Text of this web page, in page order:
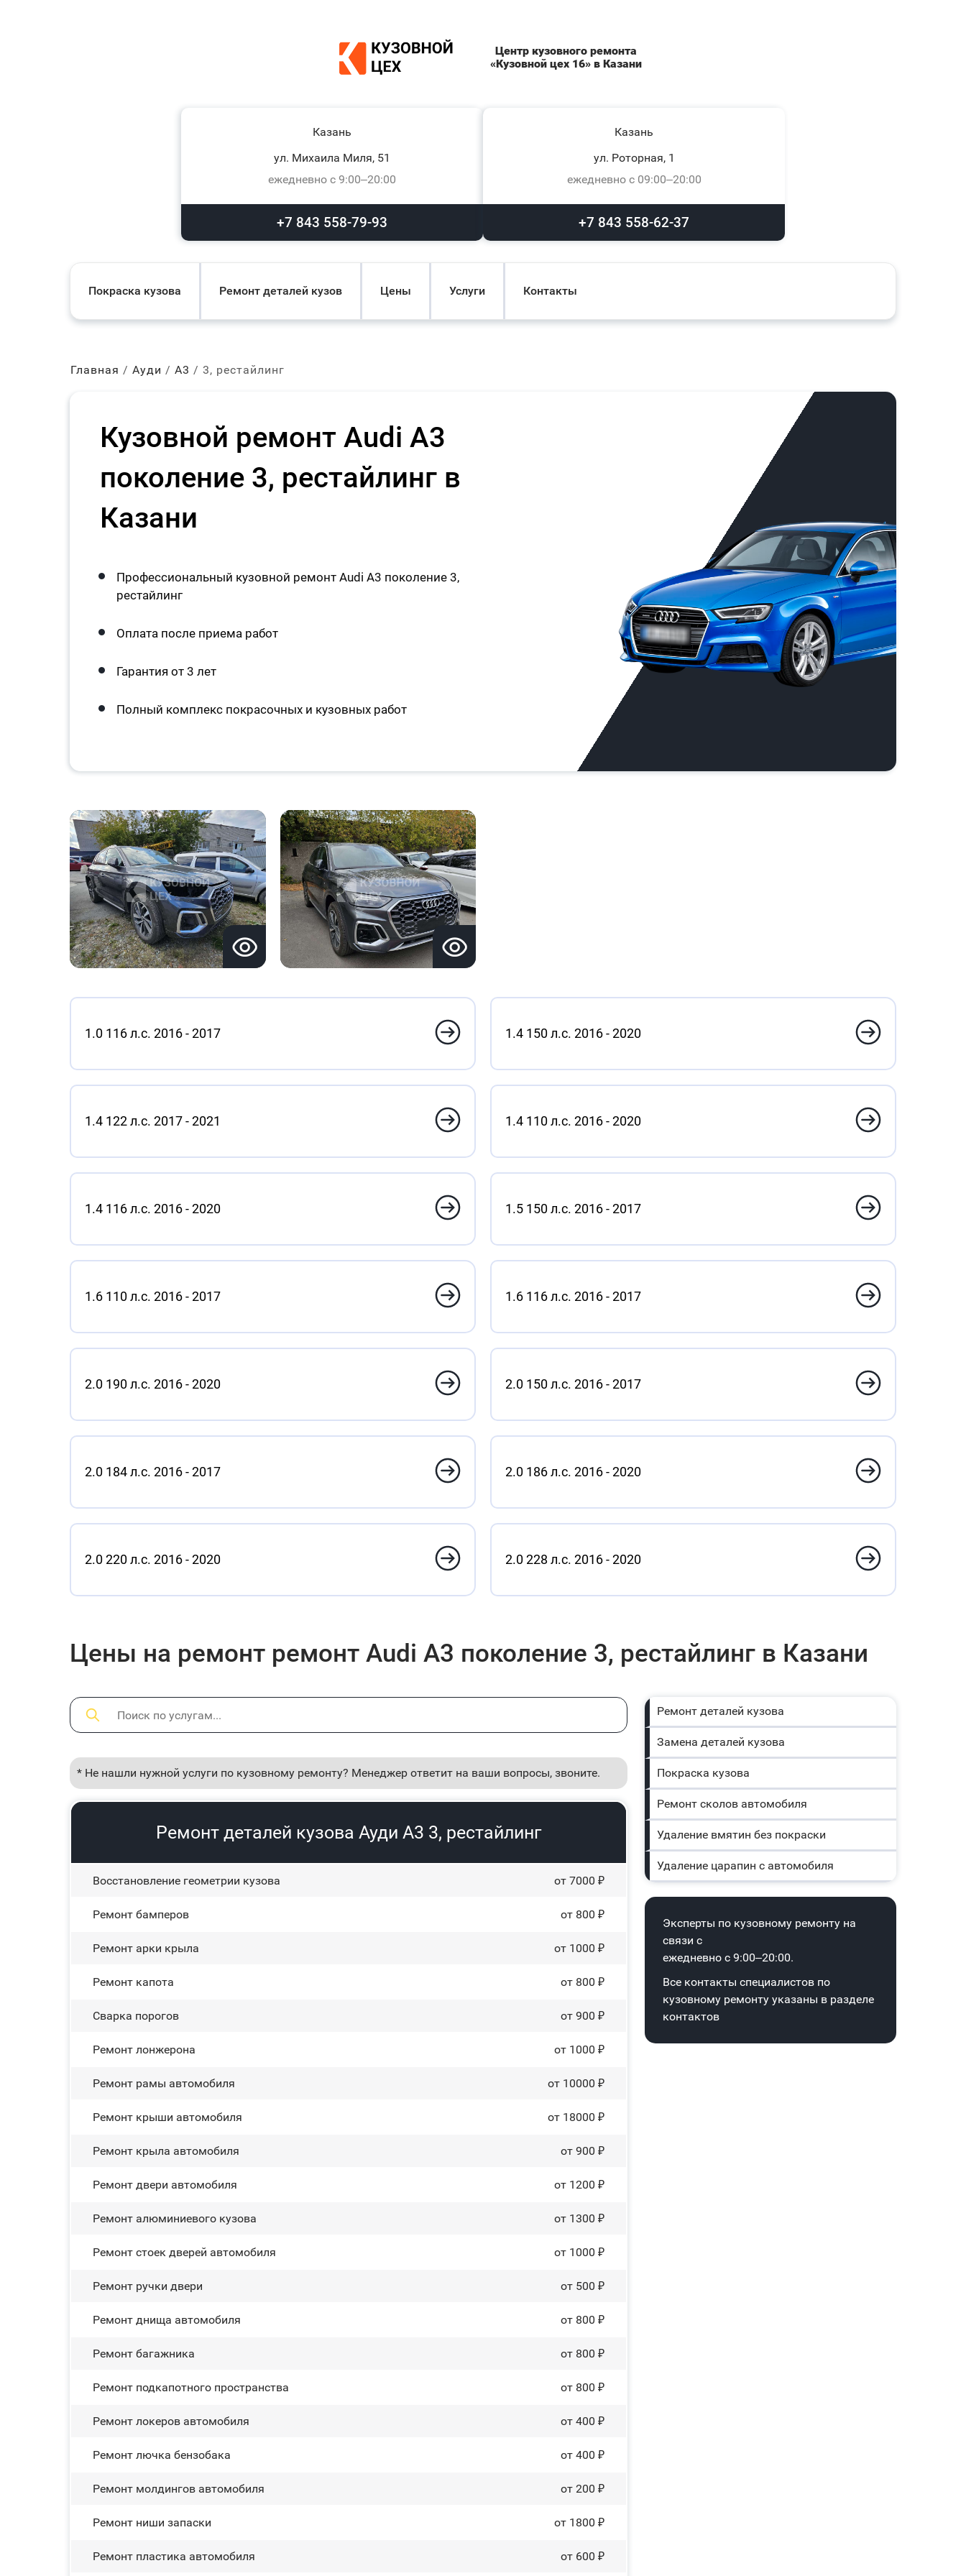
Центр кузовного ремонта
«Кузовной цех 16» в Казани
Казань
ул. Михаила Миля, 51
ежедневно с 9:00–20:00
+7 843 558-79-93
Казань
ул. Роторная, 1
ежедневно с 09:00–20:00
+7 843 558-62-37
Покраска кузова Ремонт деталей кузов Цены Услуги Контакты
Главная Ауди А3 3, рестайлинг
Кузовной ремонт Audi A3
поколение 3, рестайлинг в
Казани
Профессиональный кузовной ремонт Audi A3 поколение 3,
рестайлинг
Оплата после приема работ
Гарантия от 3 лет
Полный комплекс покрасочных и кузовных работ
1.0 116 л.с. 2016 - 2017 1.4 150 л.с. 2016 - 2020
1.4 122 л.с. 2017 - 2021 1.4 110 л.с. 2016 - 2020
1.4 116 л.с. 2016 - 2020 1.5 150 л.с. 2016 - 2017
1.6 110 л.с. 2016 - 2017 1.6 116 л.с. 2016 - 2017
2.0 190 л.с. 2016 - 2020 2.0 150 л.с. 2016 - 2017
2.0 184 л.с. 2016 - 2017 2.0 186 л.с. 2016 - 2020
2.0 220 л.с. 2016 - 2020 2.0 228 л.с. 2016 - 2020
Цены на ремонт ремонт Audi A3 поколение 3, рестайлинг в Казани
* Не нашли нужной услуги по кузовному ремонту? Менеджер ответит на ваши вопросы, звоните.
Ремонт деталей кузова Ауди А3 3, рестайлинг
Восстановление геометрии кузова от 7000 ₽
Ремонт бамперов от 800 ₽
Ремонт арки крыла от 1000 ₽
Ремонт капота от 800 ₽
Сварка порогов от 900 ₽
Ремонт лонжерона от 1000 ₽
Ремонт рамы автомобиля от 10000 ₽
Ремонт крыши автомобиля от 18000 ₽
Ремонт крыла автомобиля от 900 ₽
Ремонт двери автомобиля от 1200 ₽
Ремонт алюминиевого кузова от 1300 ₽
Ремонт стоек дверей автомобиля от 1000 ₽
Ремонт ручки двери от 500 ₽
Ремонт днища автомобиля от 800 ₽
Ремонт багажника от 800 ₽
Ремонт подкапотного пространства от 800 ₽
Ремонт лoĸepoв автомобиля от 400 ₽
Ремонт лючка бензобака от 400 ₽
Ремонт молдингов автомобиля от 200 ₽
Ремонт ниши запаски от 1800 ₽
Ремонт пластика автомобиля от 600 ₽
Ремонт деталей кузова
Замена деталей кузова
Покраска кузова
Ремонт сколов автомобиля
Удаление вмятин без покраски
Удаление царапин с автомобиля
Эксперты по кузовному ремонту на
связи с
ежедневно с 9:00–20:00.
Все контакты специалистов по
кузовному ремонту указаны в разделе
контактов